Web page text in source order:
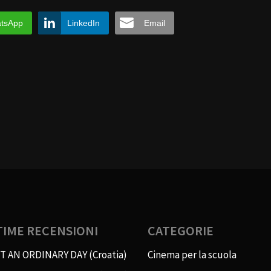
LinkedIn Email
RECENSIONI
AN ORDINARY DAY (Croatia)
CATEGORIE
Cinema per la scuola